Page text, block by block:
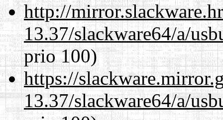
http://
13.37/slackware64/a/
prio 100)
https://
13.37/slackware64/a/